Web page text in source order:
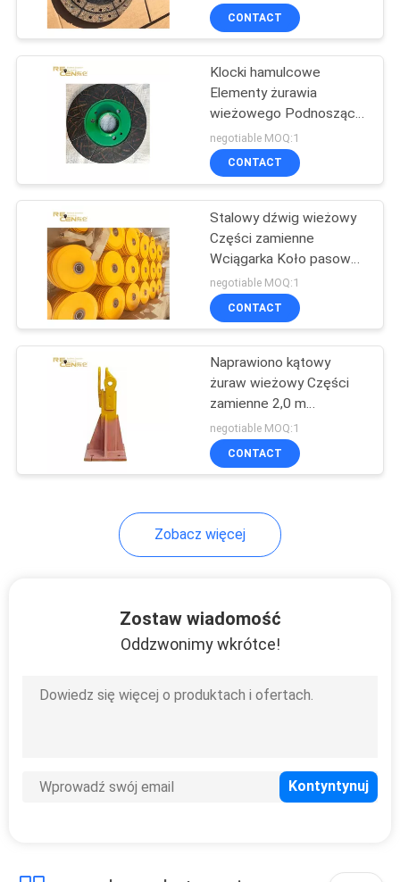
hamulcowej
CONTACT
Klocki hamulcowe
Elementy żurawia
wieżowego Podnosząca
tarcza hamulcowa do
maszyny z dźwigiem
wieżowym
negotiable MOQ:1
CONTACT
Stalowy dźwig wieżowy
Części zamienne
Wciągarka Koło pasowe
Certyfikat ISO
Samosmarowanie
negotiable MOQ:1
CONTACT
Naprawiono kątowy
żuraw wieżowy Części
zamienne 2,0 m
Wzmocniony kąt
mocowania
negotiable MOQ:1
CONTACT
Zobacz więcej
Zostaw wiadomość
Oddzwonimy wkrótce!